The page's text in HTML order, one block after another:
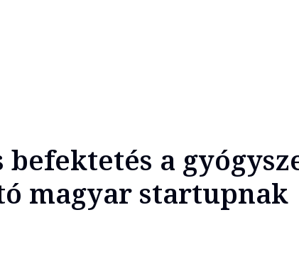
a
magyar startupnak